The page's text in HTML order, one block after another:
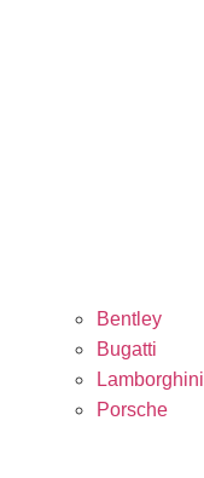
Bentley
Bugatti
Lamborghini
Porsche